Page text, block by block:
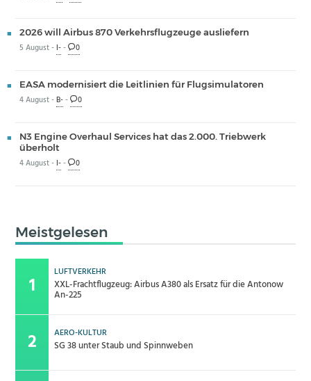
2026 will Airbus 870 Verkehrsflugzeuge ausliefern
5 August - I-- 0
EASA modernisiert die Leitlinien für Flugsimulatoren
4 August -B-- 0
N3 Engine Overhaul Services hat das 2.000. Triebwerk
überholt
4 August - I-- 0
Meistgelesen
LUFTVERKEHR
XXL-Frachtflugzeug: Airbus A380 als Ersatz für die Antonow
An-225
AERO-KULTUR
SG 38 unter Staub und Spinnweben